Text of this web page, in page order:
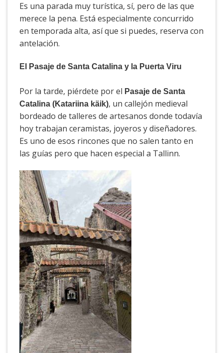
Es una parada muy turística, sí, pero de las que
merece la pena. Está especialmente concurrido
en temporada alta, así que si puedes, reserva con
antelación.
El Pasaje de Santa Catalina y la Puerta Viru
Por la tarde, piérdete por el Pasaje de Santa
Catalina (Katariina käik), un callejón medieval
bordeado de talleres de artesanos donde todavía
hoy trabajan ceramistas, joyeros y diseñadores.
Es uno de esos rincones que no salen tanto en
las guías pero que hacen especial a Tallinn.